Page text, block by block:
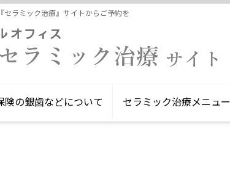
ラミック治療』サイトからご予約を
険の銀歯などについて セラミック治療メニュー